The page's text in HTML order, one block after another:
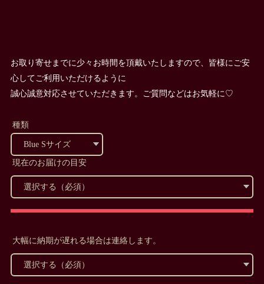
お取り寄せまでに少々お時間を頂戴いたしますので、皆様にご安
心してご利用いただけるように
誠心誠意対応させていただきます。ご質問などはお気軽に♡
種類
現在のお届けの目安
大幅に納期が遅れる場合は連絡します。